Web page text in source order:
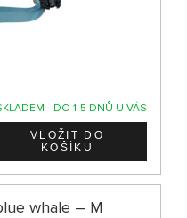
- DO 1-5 DNŮ U VÁS
whale – M